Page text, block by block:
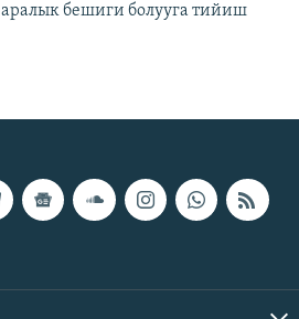
аралык бешиги болууга тийиш